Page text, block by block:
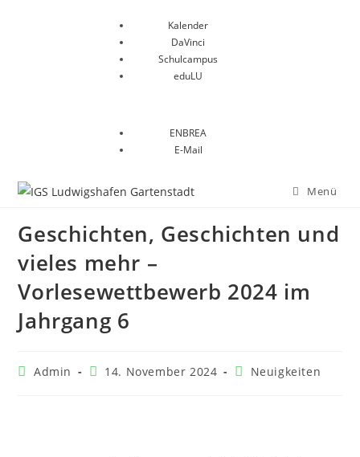
Kalender
DaVinci
Schulcampus
eduLU
ENBREA
E-Mail
Menü
Geschichten, Geschichten und
vieles mehr –
Vorlesewettbewerb 2024 im
Jahrgang 6
Admin 14. November 2024 Neuigkeiten